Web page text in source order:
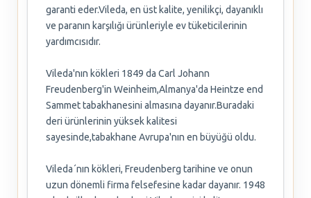
garanti eder.Vileda, en üst kalite, yenilikçi, dayanıklı
ve paranın karşılığı ürünleriyle ev tüketicilerinin
yardımcısıdır.
Vileda'nın kökleri 1849 da Carl Johann
Freudenberg'in Weinheim,Almanya'da Heintze end
Sammet tabakhanesini almasına dayanır.Buradaki
deri ürünlerinin yüksek kalitesi
sayesinde,tabakhane Avrupa'nın en büyüğü oldu.
Vileda´nın kökleri, Freudenberg tarihine ve onun
uzun dönemli firma felsefesine kadar dayanır. 1948